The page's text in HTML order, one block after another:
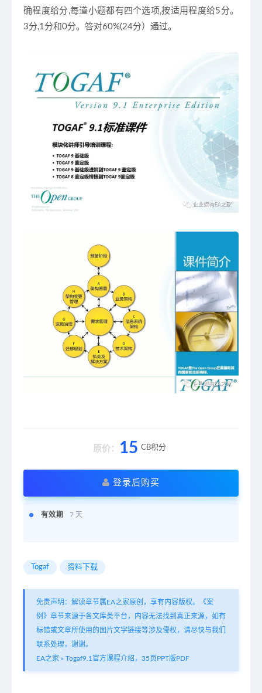
确程度给分,每道小题都有四个选项,按适用程度给5分。
3分,1分和0分。答对60%(24分）通过。
原价： 15 CB积分
登录后购买
有效期 7 天
Togaf 资料下载
免责声明：解读章节属EA之家原创，享有内容版权。《案
例》章节来源于各文库类平台，内容无法找到真正来源，如有
标错或文章所使用的图片文字链接等涉及侵权，请尽快与我们
联系处理，谢谢。
EA之家 » Togaf9.1官方课程介绍，35页PPT版PDF